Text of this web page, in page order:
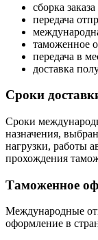
сборка
передача
таможенное
передача в
доставка
Сроки
Сроки
назначения,
нагрузки, работы
прохождения
Таможенное
Международные
оформление в